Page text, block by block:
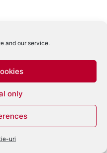
and our service.
only
uri